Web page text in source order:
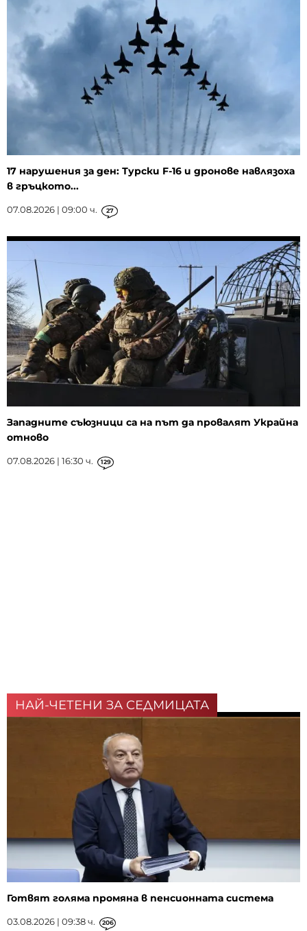
17 нарушения за ден: Турски F-16 и дронове навлязоха
в гръцкото...
07.08.2026 | 09:00 ч. 27
Западните съюзници са на път да провалят Украйна
отново
07.08.2026 | 16:30 ч. 129
НАЙ-ЧЕТЕНИ ЗА СЕДМИЦАТА
Готвят голяма промяна в пенсионната система
03.08.2026 | 09:38 ч. 206